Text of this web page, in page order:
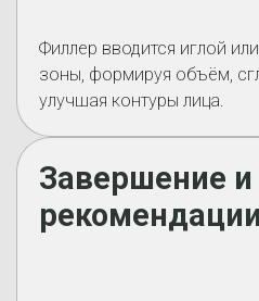
Филлер вводится иглой
зоны, формируя объём,
улучшая контуры лица.
Завершение и
рекомендации